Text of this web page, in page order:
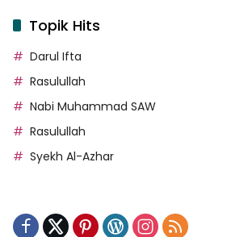
Topik Hits
Darul Ifta
Rasulullah
Nabi Muhammad SAW
Rasulullah
Syekh Al-Azhar